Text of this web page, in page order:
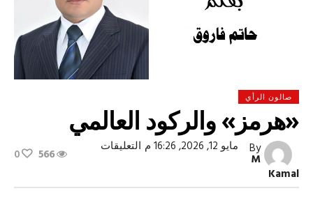
صالون الرأي
«هرمز» والركود العالمي
By
M
Kamal
مايو 12, 2026, 16:26 م التعليقاتعلى
مغلقة
566
0